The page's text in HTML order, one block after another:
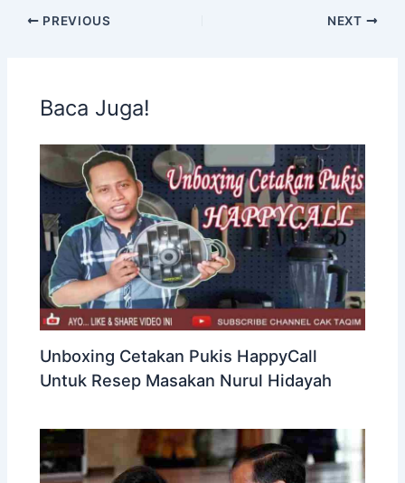
PREVIOUS NEXT
Baca Juga!
Unboxing Cetakan Pukis HappyCall
Untuk Resep Masakan Nurul Hidayah